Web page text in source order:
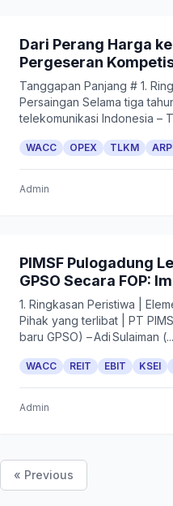
Dari Perang Harga
Pergeseran
Tanggapan Panjang # 1.
Persaingan Selama tiga
telekomunikasi Indonesia –
WACC OPEX TLKM
Admin
PIMSF Pulogadung
GPSO Secara FOP:
1. Ringkasan Peristiwa |
Pihak yang terlibat | PT
baru GPSO) – Adi Sulaiman (...
WACC REIT EBIT KSEI
Admin
« Previous